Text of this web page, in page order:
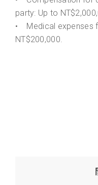
party: Up to
• Medical expenses
NT$200,000.